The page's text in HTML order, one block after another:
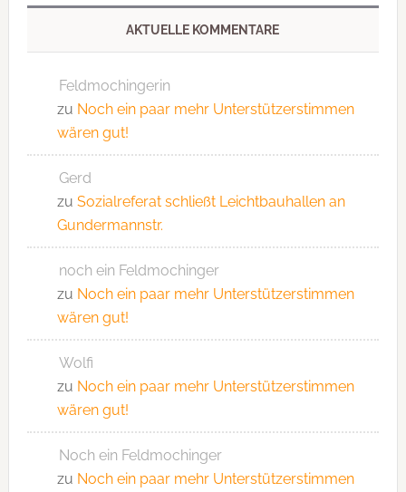
AKTUELLE KOMMENTARE
Feldmochingerin
zu Noch ein paar mehr Unterstützerstimmen
wären gut!
Gerd
zu Sozialreferat schließt Leichtbauhallen an
Gundermannstr.
noch ein Feldmochinger
zu Noch ein paar mehr Unterstützerstimmen
wären gut!
Wolfi
zu Noch ein paar mehr Unterstützerstimmen
wären gut!
Noch ein Feldmochinger
zu Noch ein paar mehr Unterstützerstimmen